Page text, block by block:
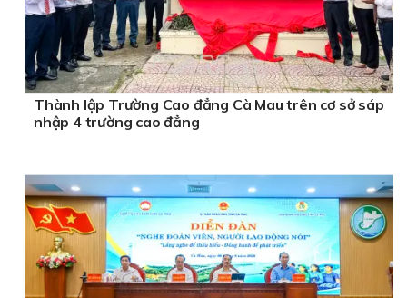
Thành lập Trường Cao đẳng Cà Mau trên cơ sở sáp
nhập 4 trường cao đẳng